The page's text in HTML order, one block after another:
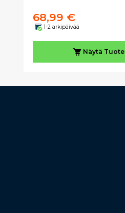
68,99 €
1-2 arkipäivää
Näytä Tuote